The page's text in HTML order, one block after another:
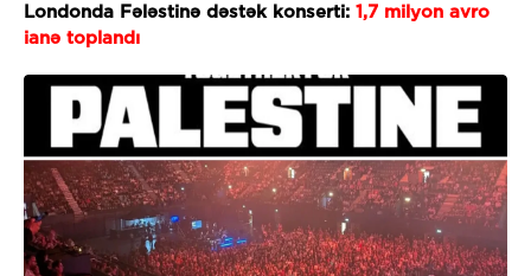
Londonda Fələstinə dəstək konserti: 1,7 milyon avro
ianə toplandı